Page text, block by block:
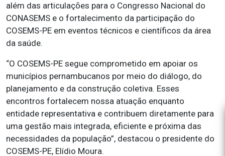
além das articulações para o Congresso Nacional do
CONASEMS e o fortalecimento da participação do
COSEMS-PE em eventos técnicos e científicos da área
da saúde.
“O COSEMS-PE segue comprometido em apoiar os
municípios pernambucanos por meio do diálogo, do
planejamento e da construção coletiva. Esses
encontros fortalecem nossa atuação enquanto
entidade representativa e contribuem diretamente para
uma gestão mais integrada, eficiente e próxima das
necessidades da população”, destacou o presidente do
COSEMS-PE, Elídio Moura.